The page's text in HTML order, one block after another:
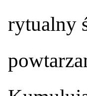
rytualny